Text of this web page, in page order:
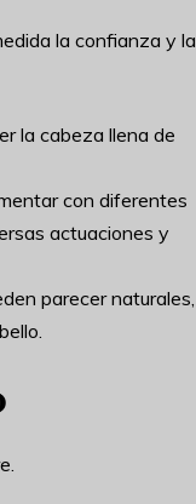
la confianza y la
la cabeza llena de
con diferentes
actuaciones y
parecer naturales,